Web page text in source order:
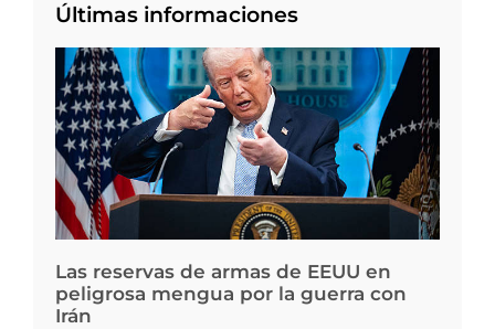
Últimas informaciones
Las reservas de armas de EEUU en
peligrosa mengua por la guerra con
Irán